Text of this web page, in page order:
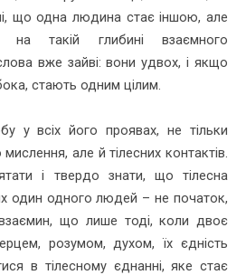
що одна людина стає іншою, але
на такій глибині взаємного
вже зайві: вони удвох, і якщо
стають одним цілим.
у всіх його проявах, не тільки
але й тілесних контактів.
і твердо знати, що тілесна
один одного людей – не початок,
що лише тоді, коли двоє
розумом, духом, їх єдність
в тілесному єднанні, яке стає